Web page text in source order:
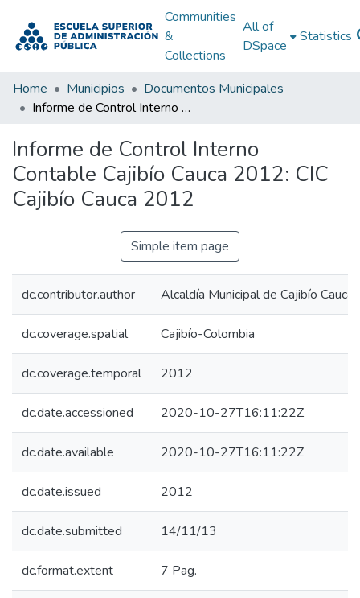
Communities
&
Collections
All of
DSpace
Statistics
Home Municipios
Documentos Municipales
Informe de Control Interno Contable Cajibío Cauca 2012: CIC Cajibío Cauca 2012
Informe de Control Interno
Contable Cajibío Cauca 2012: CIC
Cajibío Cauca 2012
Simple item page
dc.contributor.author Alcaldía Municipal de Cajibío Cauca
dc.coverage.spatial Cajibío-Colombia
dc.coverage.temporal 2012
dc.date.accessioned 2020-10-27T16:11:22Z
dc.date.available 2020-10-27T16:11:22Z
dc.date.issued 2012
dc.date.submitted 14/11/13
dc.format.extent 7 Pag.